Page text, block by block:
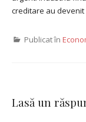
creditare au devenit
Publicat în
Lasă un